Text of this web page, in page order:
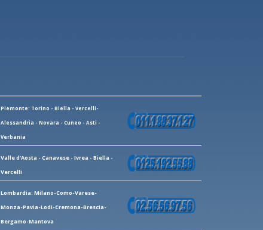
Piemonte: Torino - Biella - Vercelli-
Alessandria - Novara - Cuneo - Asti -
Verbania
Valle d'Aosta - Canavese - Ivrea - Biella -
Vercelli
Lombardia: Milano-Como-Varese-
Monza-Pavia-Lodi-Cremona-Brescia-
Bergamo-Mantova